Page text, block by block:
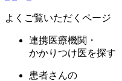
よくご覧いただくページ
連携医療機関・
かかりつけ医を探す
患者さんの